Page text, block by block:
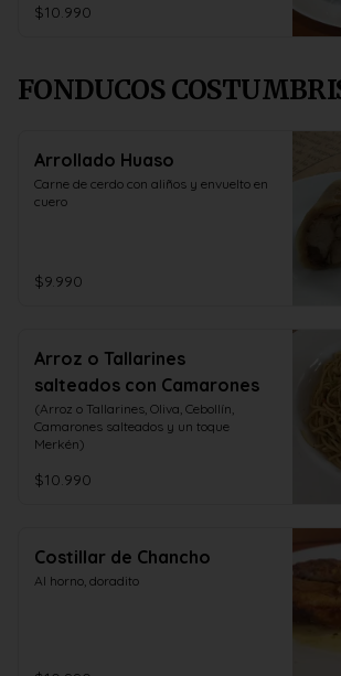
$10.990
FONDUCOS
Arrollado Huaso
Carne de cerdo con aliños y envuelto en
cuero
$9.990
Arroz o Tallarines
salteados con Camarones
(Arroz o Tallarines, Oliva, Cebollín,
Camarones salteados y un toque
Merkén)
$10.990
Costillar de Chancho
Al horno, doradito